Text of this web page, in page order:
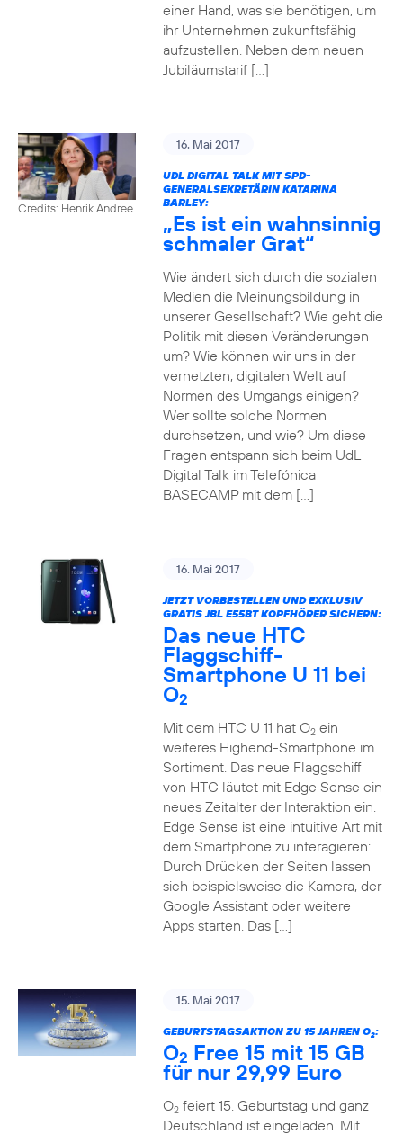
einer Hand, was sie benötigen, um
ihr Unternehmen zukunftsfähig
aufzustellen. Neben dem neuen
Jubiläumstarif […]
Credits: Henrik Andree
16. Mai 2017
UDL DIGITAL TALK MIT SPD-
GENERALSEKRETÄRIN KATARINA
BARLEY:
„Es ist ein wahnsinnig
schmaler Grat“
Wie ändert sich durch die sozialen
Medien die Meinungsbildung in
unserer Gesellschaft? Wie geht die
Politik mit diesen Veränderungen
um? Wie können wir uns in der
vernetzten, digitalen Welt auf
Normen des Umgangs einigen?
Wer sollte solche Normen
durchsetzen, und wie? Um diese
Fragen entspann sich beim UdL
Digital Talk im Telefónica
BASECAMP mit dem […]
16. Mai 2017
JETZT VORBESTELLEN UND EXKLUSIV
GRATIS JBL E55BT KOPFHÖRER SICHERN:
Das neue HTC
Flaggschiff-
Smartphone U 11 bei
O2
Mit dem HTC U 11 hat O2ein
weiteres Highend-Smartphone im
Sortiment. Das neue Flaggschiff
von HTC läutet mit Edge Sense ein
neues Zeitalter der Interaktion ein.
Edge Sense ist eine intuitive Art mit
dem Smartphone zu interagieren:
Durch Drücken der Seiten lassen
sich beispielsweise die Kamera, der
Google Assistant oder weitere
Apps starten. Das […]
15. Mai 2017
GEBURTSTAGSAKTION ZU 15 JAHREN O2:
O2 Free 15 mit 15 GB
für nur 29,99 Euro
O2feiert 15. Geburtstag und ganz
Deutschland ist eingeladen. Mit